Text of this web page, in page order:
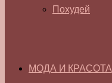
Похудей
МОДА И КРАСОТА